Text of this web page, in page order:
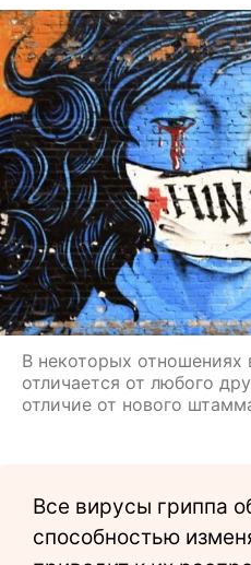
В некоторых отношениях
отличается от любого
отличие от нового
Все вирусы гриппа
способностью